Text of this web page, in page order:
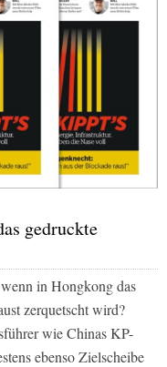
gedruckte
in Hongkong das
zerquetscht wird?
wie Chinas KP-
ebenso Zielscheibe